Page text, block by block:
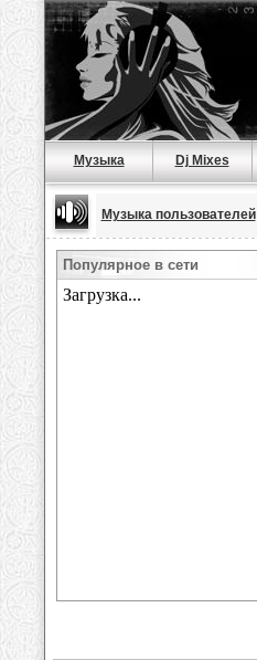
Музыка Dj Mixes
Музыка пользователей
Популярное в сети